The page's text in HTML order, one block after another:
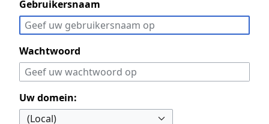
Gebruikersnaam
Wachtwoord
Uw domein: